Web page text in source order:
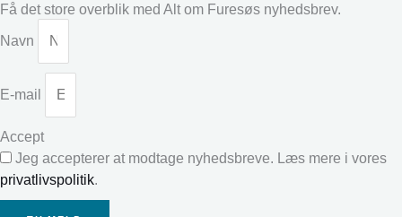
Få det store overblik med Alt om Furesøs nyhedsbrev.
Navn
E-mail
Accept
Jeg accepterer at modtage nyhedsbreve. Læs mere i vores
privatlivspolitik.